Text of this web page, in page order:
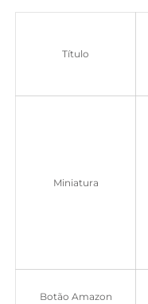
Título
Miniatura
Botão Amazon